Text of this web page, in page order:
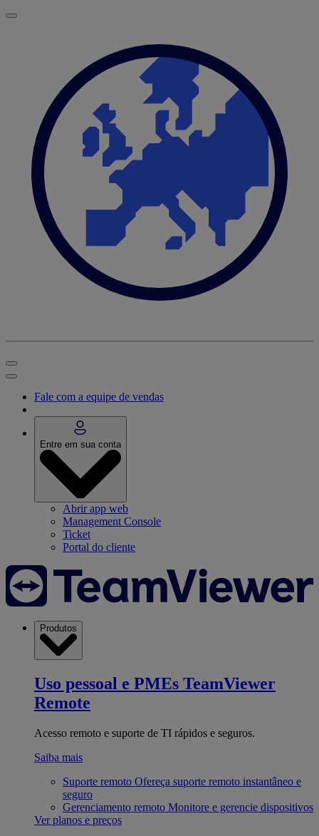
Fale com a equipe de vendas
Entre em sua conta
Abrir app web
Management Console
Ticket
Portal do cliente
Produtos
Uso pessoal e PMEs TeamViewer
Remote
Acesso remoto e suporte de TI rápidos e seguros.
Saiba mais
Suporte remoto Ofereça suporte remoto instantâneo e
seguro
Gerenciamento remoto Monitore e gerencie dispositivos
Ver planos e preços